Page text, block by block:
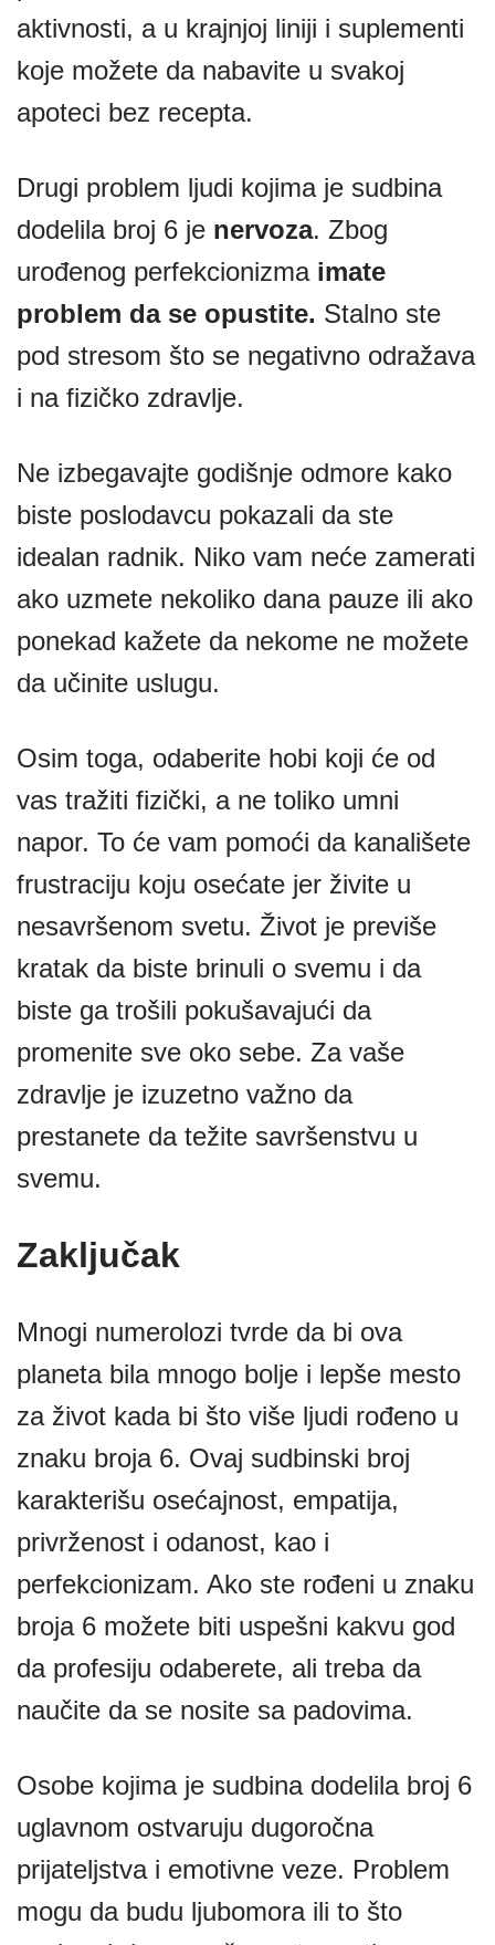
aktivnosti, a u krajnjoj liniji i suplementi
koje možete da nabavite u svakoj
apoteci bez recepta.
Drugi problem ljudi kojima je sudbina
dodelila broj 6 je nervoza. Zbog
urođenog perfekcionizma imate
problem da se opustite. Stalno ste
pod stresom što se negativno odražava
i na fizičko zdravlje.
Ne izbegavajte godišnje odmore kako
biste poslodavcu pokazali da ste
idealan radnik. Niko vam neće zamerati
ako uzmete nekoliko dana pauze ili ako
ponekad kažete da nekome ne možete
da učinite uslugu.
Osim toga, odaberite hobi koji će od
vas tražiti fizički, a ne toliko umni
napor. To će vam pomoći da kanališete
frustraciju koju osećate jer živite u
nesavršenom svetu. Život je previše
kratak da biste brinuli o svemu i da
biste ga trošili pokušavajući da
promenite sve oko sebe. Za vaše
zdravlje je izuzetno važno da
prestanete da težite savršenstvu u
svemu.
Zaključak
Mnogi numerolozi tvrde da bi ova
planeta bila mnogo bolje i lepše mesto
za život kada bi što više ljudi rođeno u
znaku broja 6. Ovaj sudbinski broj
karakterišu osećajnost, empatija,
privrženost i odanost, kao i
perfekcionizam. Ako ste rođeni u znaku
broja 6 možete biti uspešni kakvu god
da profesiju odaberete, ali treba da
naučite da se nosite sa padovima.
Osobe kojima je sudbina dodelila broj 6
uglavnom ostvaruju dugoročna
prijateljstva i emotivne veze. Problem
mogu da budu ljubomora ili to što